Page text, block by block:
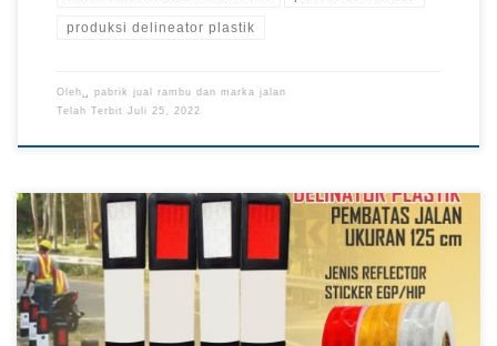
produksi delineator plastik
Oleh␣ pabrik jual rambu dan marka jalan
Telah Terbit Juli 25, 2022